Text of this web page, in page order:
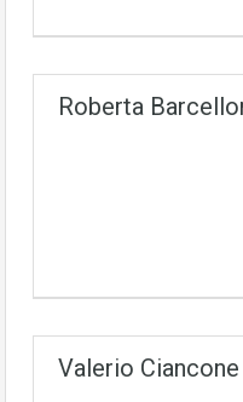
Roberta
Valerio Ciancone